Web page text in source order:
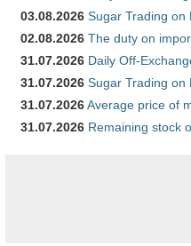
03.08.2026 Sugar Trading on
02.08.2026 The duty on
31.07.2026 Daily Off-
31.07.2026 Sugar Trading on
31.07.2026Average price of
31.07.2026 Remaining stock